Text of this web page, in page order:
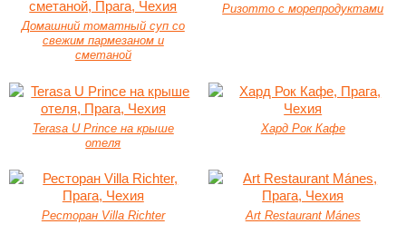
Домашний томатный суп со
свежим пармезаном и
сметаной
Ризотто с морепродуктами
Terasa U Prince на крыше
отеля
Хард Рок Кафе
Ресторан Villa Richter Art Restaurant Mánes